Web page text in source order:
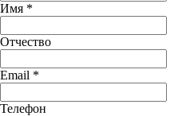
Имя *
Отчество
Email *
Телефон